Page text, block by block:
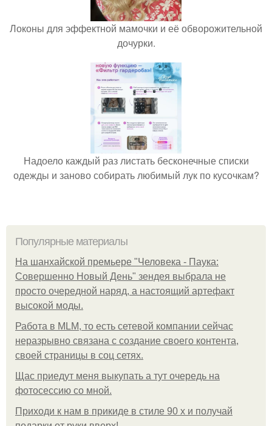
Локоны для эффектной мамочки и её обворожительной
дочурки.
Надоело каждый раз листать бесконечные списки
одежды и заново собирать любимый лук по кусочкам?
Популярные материалы
На шанхайской премьере "Человека - Паука:
Совершенно Новый День" зендея выбрала не
просто очередной наряд, а настоящий артефакт
высокой моды.
Работа в MLM, то есть сетевой компании сейчас
неразрывно связана с создание своего контента,
своей страницы в соц сетях.
Щас приедут меня выкупать а тут очередь на
фотосессию со мной.
Приходи к нам в прикиде в стиле 90 х и получай